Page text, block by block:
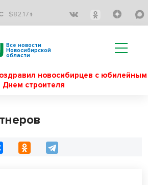
$82.17↑
Все новости
Новосибирской
области
новосибирцев с юбилейным
Днем строителя